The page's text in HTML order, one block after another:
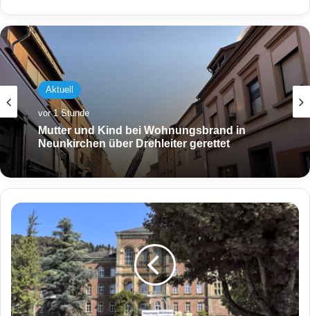
Aktuell
vor 1 Stunde
Mutter und Kind bei Wohnungsbrand in
Neunkirchen über Drehleiter gerettet
P
y
c
h
i
a
t